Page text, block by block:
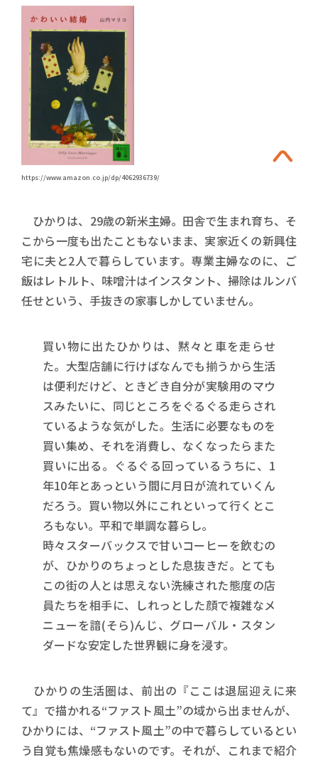
https://www.amazon.co.jp/dp/4062936739/
ひかりは、29歳の新米主婦。田舎で生まれ育ち、そ
こから一度も出たこともないまま、実家近くの新興住
宅に夫と2人で暮らしています。専業主婦なのに、ご
飯はレトルト、味噌汁はインスタント、掃除はルンバ
任せという、手抜きの家事しかしていません。
買い物に出たひかりは、黙々と車を走らせ
た。大型店舗に行けばなんでも揃うから生活
は便利だけど、ときどき自分が実験用のマウ
スみたいに、同じところをぐるぐる走らされ
ているような気がした。生活に必要なものを
買い集め、それを消費し、なくなったらまた
買いに出る。ぐるぐる回っているうちに、1
年10年とあっという間に月日が流れていくん
だろう。買い物以外にこれといって行くとこ
ろもない。平和で単調な暮らし。
時々スターバックスで甘いコーヒーを飲むの
が、ひかりのちょっとした息抜きだ。とても
この街の人とは思えない洗練された態度の店
員たちを相手に、しれっとした顔で複雑なメ
ニューを諳(そら)んじ、グローバル・スタン
ダードな安定した世界観に身を浸す。
ひかりの生活圏は、前出の『ここは退屈迎えに来
て』で描かれる“ファスト風土”の域から出ませんが、
ひかりには、“ファスト風土”の中で暮らしているとい
う自覚も焦燥感もないのです。それが、これまで紹介